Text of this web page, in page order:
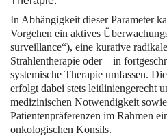
In Abhängigkeit dieser Parameter
Vorgehen ein aktives
surveillance“), eine kurative
Strahlentherapie oder – in
systemische Therapie umfassen.
erfolgt dabei stets leitliniengerecht
medizinischen Notwendigkeit
Patientenpräferenzen im Rahmen
onkologischen Konsils.